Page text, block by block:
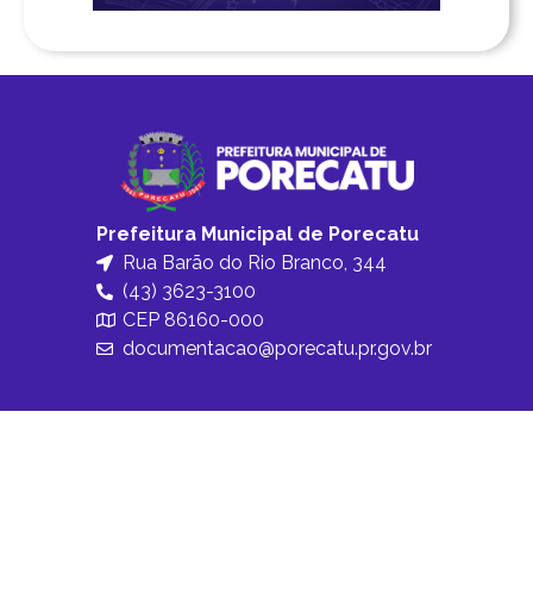
Prefeitura Municipal de Porecatu
Rua Barão do Rio Branco, 344
(43) 3623-3100
CEP 86160-000
documentacao@porecatu.pr.gov.br